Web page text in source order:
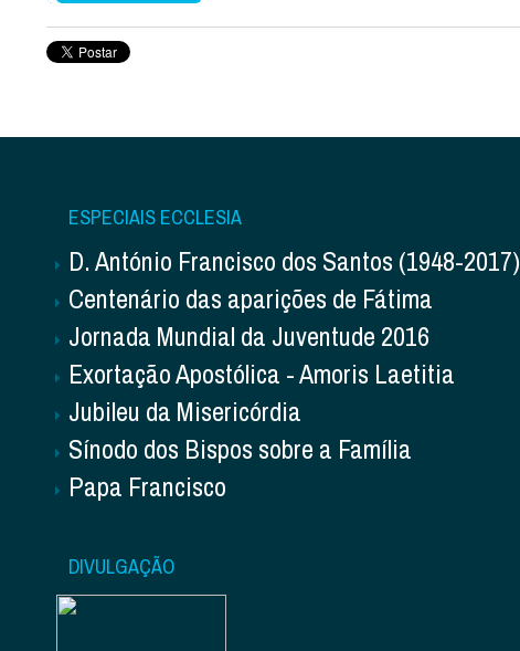
ESPECIAIS ECCLESIA
D. António Francisco dos Santos (1948-2017)
Centenário das aparições de Fátima
Jornada Mundial da Juventude 2016
Exortação Apostólica - Amoris Laetitia
Jubileu da Misericórdia
Sínodo dos Bispos sobre a Família
Papa Francisco
DIVULGAÇÃO